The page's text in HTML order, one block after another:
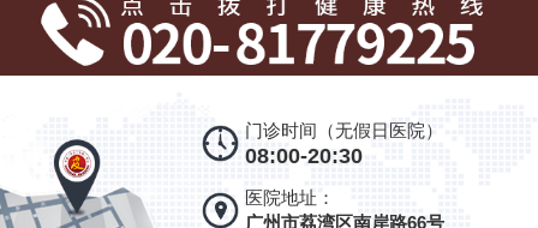
门诊时间（无假日医院）
08:00-20:30
医院地址：
广州市荔湾区南岸路66号